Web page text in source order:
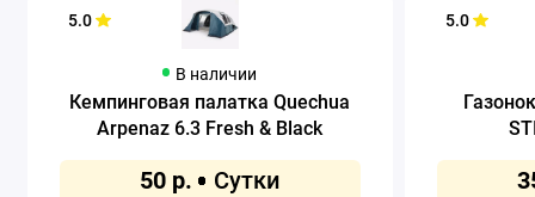
5.0
В наличии
Кемпинговая палатка Quechua
Arpenaz 6.3 Fresh & Black
50 р.
5.0